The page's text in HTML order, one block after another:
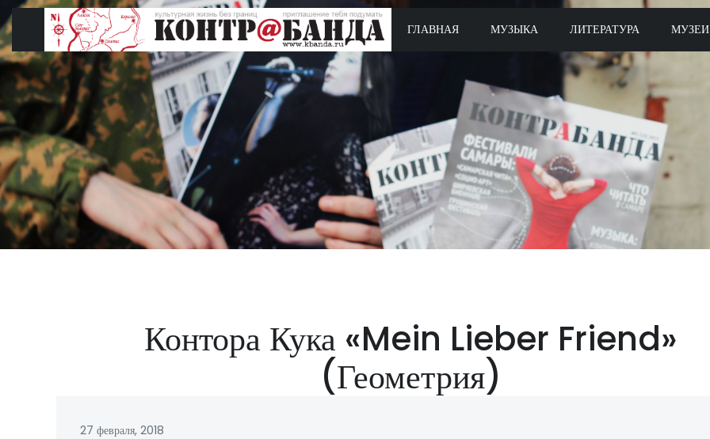
Перейти
к
содержимому
ГЛАВНАЯ МУЗЫКА ЛИТЕРАТУРА
Контора Кука «Mein Lieber Friend»
(Геометрия)
27 февраля, 2018